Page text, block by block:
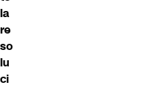
la
re
so
lu
ci